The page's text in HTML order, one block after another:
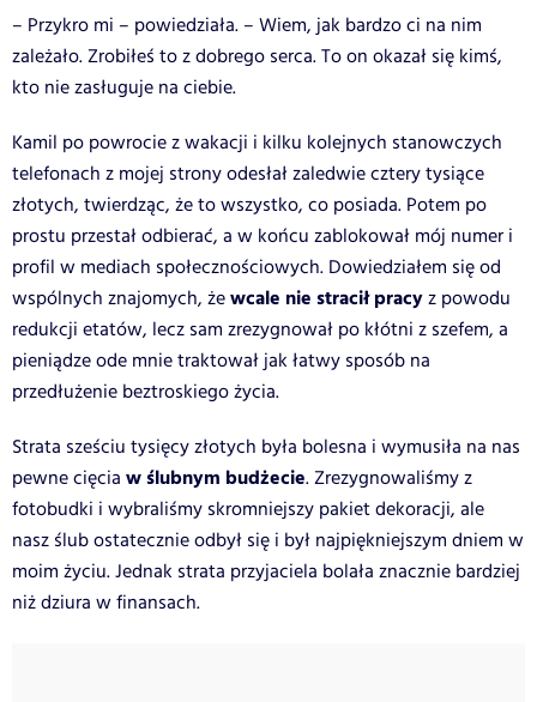
– Przykro mi – powiedziała. – Wiem, jak bardzo ci na nim
zależało. Zrobiłeś to z dobrego serca. To on okazał się kimś,
kto nie zasługuje na ciebie.
Kamil po powrocie z wakacji i kilku kolejnych stanowczych
telefonach z mojej strony odesłał zaledwie cztery tysiące
złotych, twierdząc, że to wszystko, co posiada. Potem po
prostu przestał odbierać, a w końcu zablokował mój numer i
profil w mediach społecznościowych. Dowiedziałem się od
wspólnych znajomych, żewcale nie stracił pracyz powodu
redukcji etatów, lecz sam zrezygnował po kłótni z szefem, a
pieniądze ode mnie traktował jak łatwy sposób na
przedłużenie beztroskiego życia.
Strata sześciu tysięcy złotych była bolesna i wymusiła na nas
pewne cięcia w ślubnym budżecie. Zrezygnowaliśmy z
fotobudki i wybraliśmy skromniejszy pakiet dekoracji, ale
nasz ślub ostatecznie odbył się i był najpiękniejszym dniem w
moim życiu. Jednak strata przyjaciela bolała znacznie bardziej
niż dziura w finansach.